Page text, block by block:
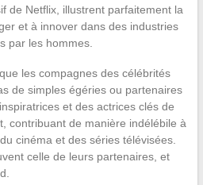
de Netflix, illustrent parfaitement la
et à innover dans des industries
par les hommes.
les compagnes des célébrités
de simples égéries ou partenaires
et des actrices clés de
contribuant de manière indélébile à
cinéma et des séries télévisées.
celle de leurs partenaires, et